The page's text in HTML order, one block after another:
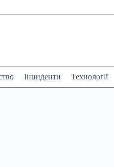
Інциденти Технології